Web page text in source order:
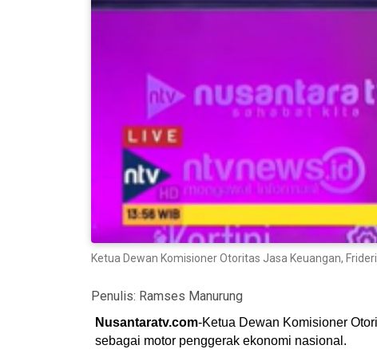
Ketua Dewan Komisioner Otoritas Jasa Keuangan,
Penulis: Ramses Manurung
Nusantaratv.com-Ketua Dewan Komisioner
sebagai motor penggerak ekonomi nasional.